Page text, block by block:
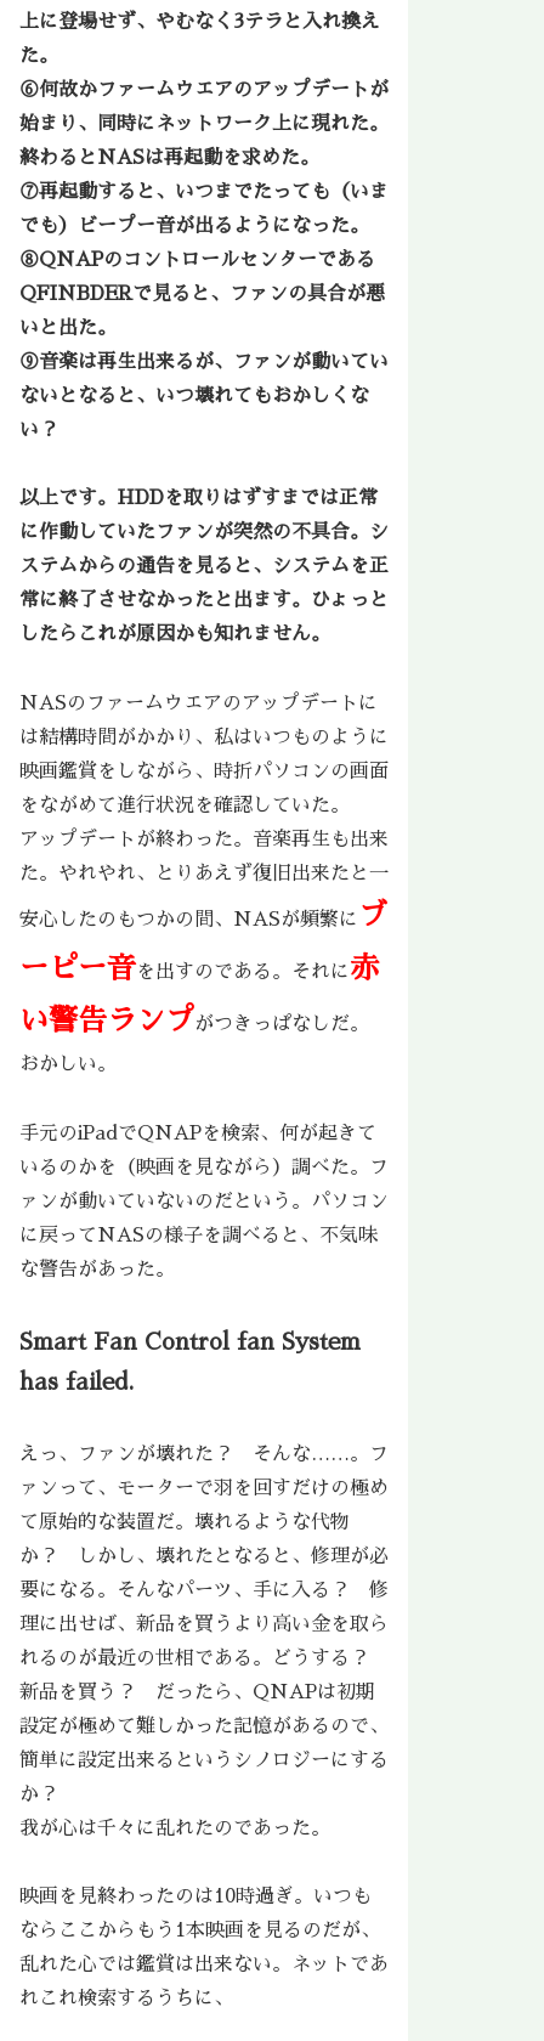
上に登場せず、やむなく3テラと入れ換え
た。
⑥何故かファームウエアのアップデートが
始まり、同時にネットワーク上に現れた。
終わるとNASは再起動を求めた。
⑦再起動すると、いつまでたっても（いま
でも）ビープー音が出るようになった。
⑧QNAPのコントロールセンターである
QFINBDERで見ると、ファンの具合が悪
いと出た。
⑨音楽は再生出来るが、ファンが動いてい
ないとなると、いつ壊れてもおかしくな
い？
以上です。HDDを取りはずすまでは正常
に作動していたファンが突然の不具合。シ
ステムからの通告を見ると、システムを正
常に終了させなかったと出ます。ひょっと
したらこれが原因かも知れません。
NASのファームウエアのアップデートに
は結構時間がかかり、私はいつものように
映画鑑賞をしながら、時折パソコンの画面
をながめて進行状況を確認していた。
アップデートが終わった。音楽再生も出来
た。やれやれ、とりあえず復旧出来たと一
安心したのもつかの間、NASが頻繁に ブ
ーピー音を出すのである。それに赤
い警告ランプがつきっぱなしだ。
おかしい。
手元のiPadでQNAPを検索、何が起きて
いるのかを（映画を見ながら）調べた。フ
ァンが動いていないのだという。パソコン
に戻ってNASの様子を調べると、不気味
な警告があった。
Smart Fan Control fan System
has failed.
えっ、ファンが壊れた？ そんな……。フ
ァンって、モーターで羽を回すだけの極め
て原始的な装置だ。壊れるような代物
か？ しかし、壊れたとなると、修理が必
要になる。そんなパーツ、手に入る？ 修
理に出せば、新品を買うより高い金を取ら
れるのが最近の世相である。どうする？
新品を買う？ だったら、QNAPは初期
設定が極めて難しかった記憶があるので、
簡単に設定出来るというシノロジーにする
か？
我が心は千々に乱れたのであった。
映画を見終わったのは10時過ぎ。いつも
ならここからもう1本映画を見るのだが、
乱れた心では鑑賞は出来ない。ネットであ
れこれ検索するうちに、